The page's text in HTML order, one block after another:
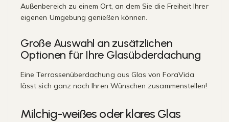
Außenbereich zu einem Ort, an dem Sie die Freiheit Ihrer
eigenen Umgebung genießen können.
Große Auswahl an zusätzlichen
Optionen für Ihre Glasübderdachung
Eine Terrassenüberdachung aus Glas von ForaVida
lässt sich ganz nach Ihren Wünschen zusammenstellen!
Milchig-weißes oder klares Glas